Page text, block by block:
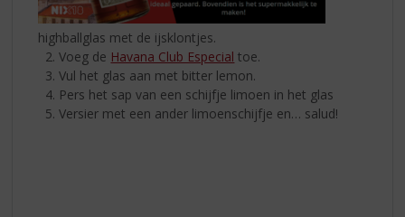
highballglas met de ijsklontjes.
2. Voeg de Havana Club Especial toe.
3. Vul het glas aan met bitter lemon.
4. Pers het sap van een schijfje limoen in het glas
5. Versier met een ander limoenschijfje en… salud!